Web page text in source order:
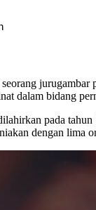
dalam bidang
pada
dengan lima